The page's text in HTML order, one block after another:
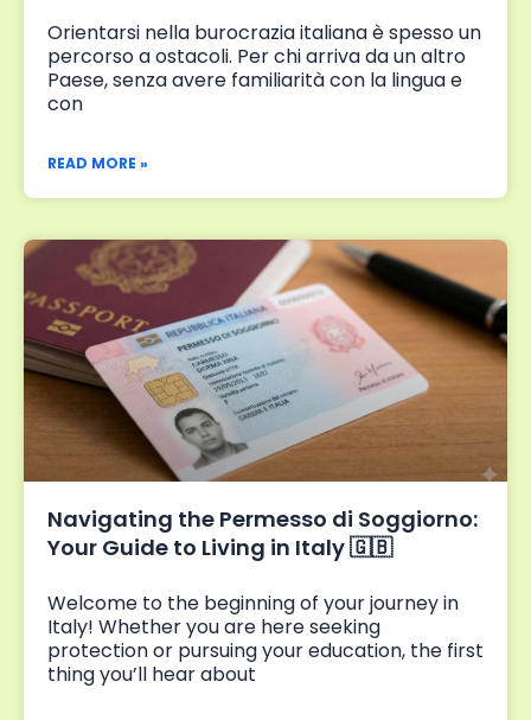
Orientarsi nella burocrazia italiana è spesso un
percorso a ostacoli. Per chi arriva da un altro
Paese, senza avere familiarità con la lingua e
con
READ MORE »
Navigating the Permesso di Soggiorno:
Your Guide to Living in Italy 🇬🇧
Welcome to the beginning of your journey in
Italy! Whether you are here seeking
protection or pursuing your education, the first
thing you’ll hear about